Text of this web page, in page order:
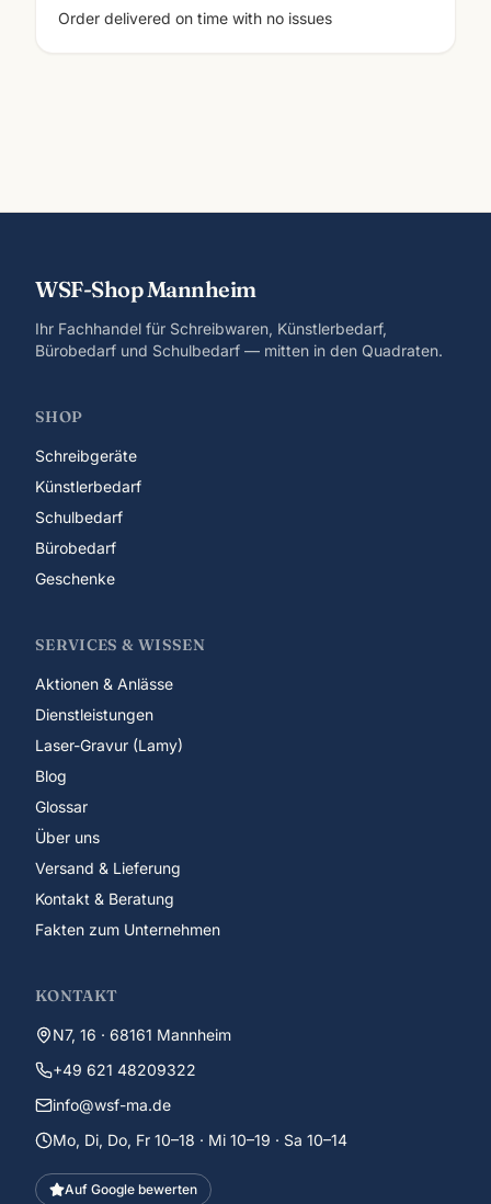
Order delivered on time with no issues
WSF-Shop Mannheim
Ihr Fachhandel für Schreibwaren, Künstlerbedarf,
Bürobedarf und Schulbedarf — mitten in den Quadraten.
SHOP
Schreibgeräte
Künstlerbedarf
Schulbedarf
Bürobedarf
Geschenke
SERVICES & WISSEN
Aktionen & Anlässe
Dienstleistungen
Laser-Gravur (Lamy)
Blog
Glossar
Über uns
Versand & Lieferung
Kontakt & Beratung
Fakten zum Unternehmen
KONTAKT
N7, 16 · 68161 Mannheim
+49 621 48209322
info@wsf-ma.de
Mo, Di, Do, Fr 10–18 · Mi 10–19 · Sa 10–14
Auf Google bewerten